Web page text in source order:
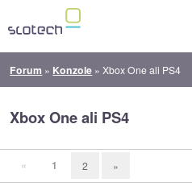
Forum » Konzole »Xbox One ali PS4
Xbox One ali PS4
« 1 2 »